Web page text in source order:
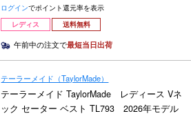
ログインでポイント還元率を表示
レディス
送料無料
午前中の注文で最短当日出荷
テーラーメイド（TaylorMade）
テーラーメイド TaylorMade レディース Vネ
ック セーター ベスト TL793 2026年モデル